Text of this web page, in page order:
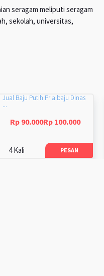
seragam meliputi seragam
sekolah, universitas,
Jual Baju Putih Pria baju Dinas
...
Rp 90.000Rp 100.000
4 Kali PESAN